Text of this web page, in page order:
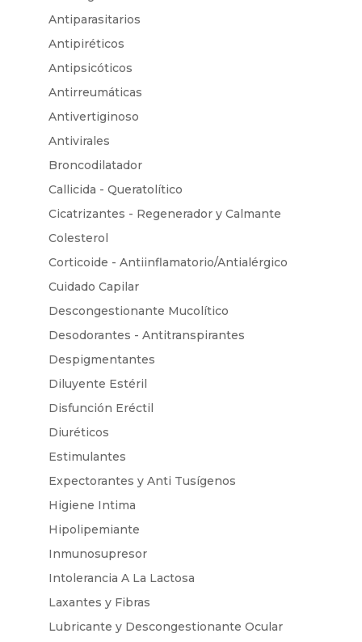
Antiparasitarios
Antipiréticos
Antipsicóticos
Antirreumáticas
Antivertiginoso
Antivirales
Broncodilatador
Callicida - Queratolítico
Cicatrizantes - Regenerador y Calmante
Colesterol
Corticoide - Antiinflamatorio/Antialérgico
Cuidado Capilar
Descongestionante Mucolítico
Desodorantes - Antitranspirantes
Despigmentantes
Diluyente Estéril
Disfunción Eréctil
Diuréticos
Estimulantes
Expectorantes y Anti Tusígenos
Higiene Intima
Hipolipemiante
Inmunosupresor
Intolerancia A La Lactosa
Laxantes y Fibras
Lubricante y Descongestionante Ocular